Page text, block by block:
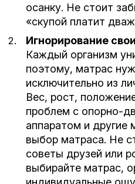
осанку. Не стоит
«скупой платит
Игнорирование
Каждый организм
поэтому, матрас
исключительно из
Вес, рост,
проблем с опорно-
аппаратом и
выбор матраса. Не
советы друзей или
выбирайте матрас,